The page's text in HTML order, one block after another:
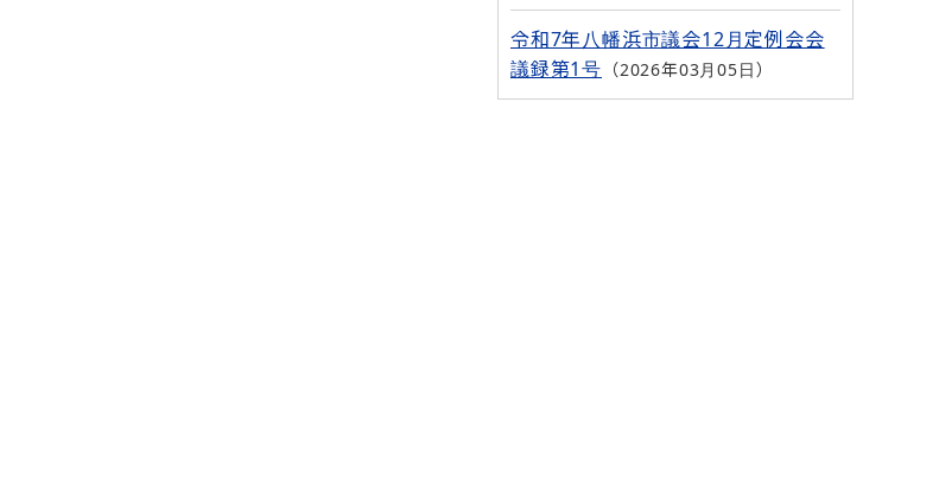
令和7年八幡浜市議会12月定例会会
議録第1号
2026年03月05日